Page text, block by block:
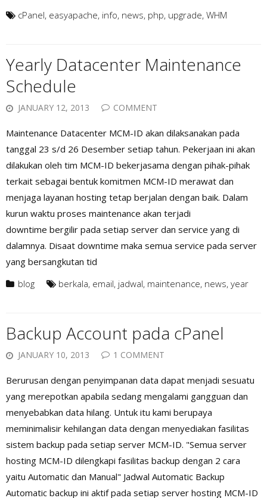
cPanel, easyapache, info, news, php, upgrade, WHM
Yearly Datacenter Maintenance
Schedule
JANUARY 12, 2013 COMMENT
Maintenance Datacenter MCM-ID akan dilaksanakan pada
tanggal 23 s/d 26 Desember setiap tahun. Pekerjaan ini akan
dilakukan oleh tim MCM-ID bekerjasama dengan pihak-pihak
terkait sebagai bentuk komitmen MCM-ID merawat dan
menjaga layanan hosting tetap berjalan dengan baik. Dalam
kurun waktu proses maintenance akan terjadi
downtime bergilir pada setiap server dan service yang di
dalamnya. Disaat downtime maka semua service pada server
yang bersangkutan tid
blog
berkala, email, jadwal, maintenance, news, year
Backup Account pada cPanel
JANUARY 10, 2013 1 COMMENT
Berurusan dengan penyimpanan data dapat menjadi sesuatu
yang merepotkan apabila sedang mengalami gangguan dan
menyebabkan data hilang. Untuk itu kami berupaya
meminimalisir kehilangan data dengan menyediakan fasilitas
sistem backup pada setiap server MCM-ID. "Semua server
hosting MCM-ID dilengkapi fasilitas backup dengan 2 cara
yaitu Automatic dan Manual" Jadwal Automatic Backup
Automatic backup ini aktif pada setiap server hosting MCM-ID